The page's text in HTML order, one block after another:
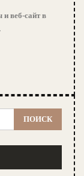
и веб-сайт в